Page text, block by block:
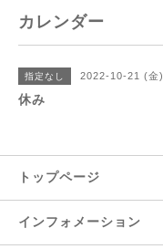
カレンダー
指定なし 2022-10-21 (金)
休み
トップページ
インフォメーション